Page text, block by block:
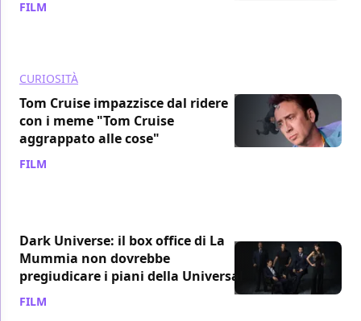
FILM
CURIOSITÀ
Tom Cruise impazzisce dal ridere
con i meme "Tom Cruise
aggrappato alle cose"
FILM
Dark Universe: il box office di La
Mummia non dovrebbe
pregiudicare i piani della Universal
FILM